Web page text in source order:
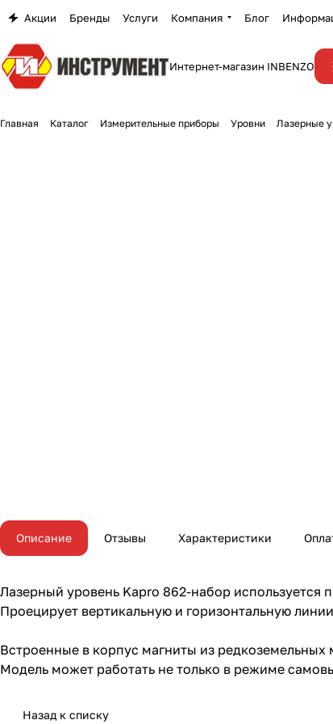
Акции Бренды Услуги Компания Блог
Интернет-магазин INBENZO
Главная Каталог Измерительные приборы Уровни Лазерные
Описание Отзывы Характеристики
Лазерный уровень Kapro 862-набор используется
Проецирует вертикальную и горизонтальную
Встроенные в корпус магниты из
Модель может работать не только в режиме
Назад к списку